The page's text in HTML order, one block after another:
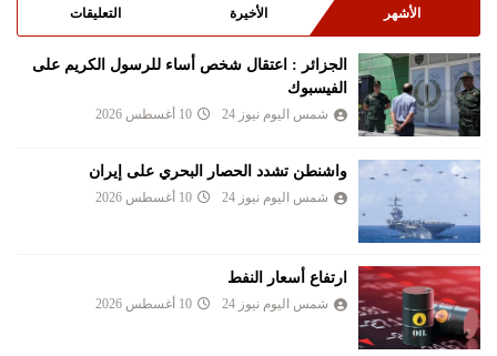
الأشهر الأخيرة التعليقات
الجزائر : اعتقال شخص أساء للرسول الكريم على
الفيسبوك
شمس اليوم نيوز 24 10 أغسطس 2026
واشنطن تشدد الحصار البحري على إيران
شمس اليوم نيوز 24 10 أغسطس 2026
ارتفاع أسعار النفط
شمس اليوم نيوز 24 10 أغسطس 2026